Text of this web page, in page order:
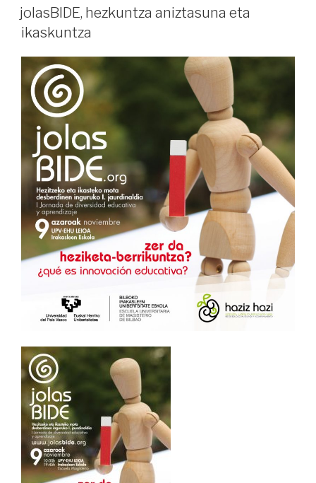
jardunaldiak
Eskolan”
EN
jolasBIDE, hezkuntza aniztasuna eta
ikaskuntza